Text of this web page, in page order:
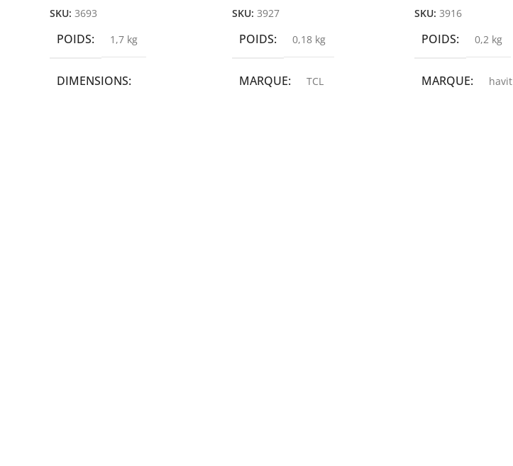
SKU: 3693
POIDS 1,7 kg
DIMENSIONS
SKU: 3927
POIDS 0,18 kg
MARQUE TCL
SKU: 3916
POIDS 0,2 kg
MARQUE havit